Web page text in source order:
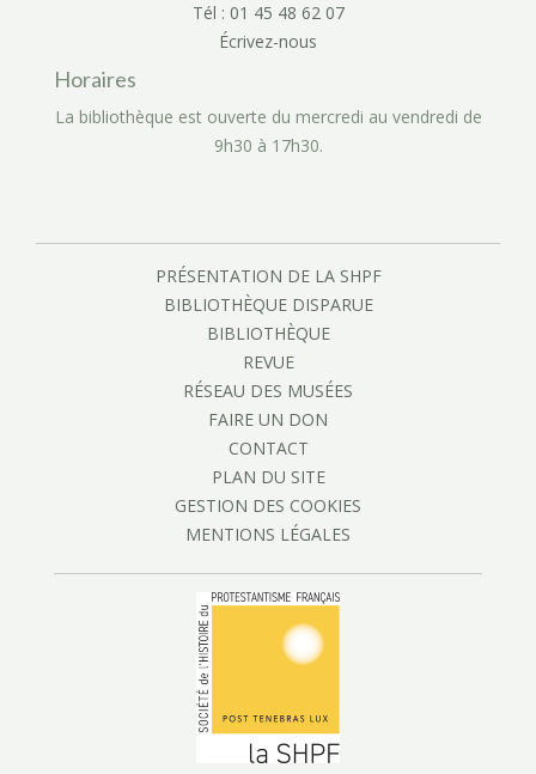
Tél : 01 45 48 62 07
Écrivez-nous
Horaires
La bibliothèque est ouverte du mercredi au vendredi de
9h30 à 17h30.
PRÉSENTATION DE LA SHPF
BIBLIOTHÈQUE DISPARUE
BIBLIOTHÈQUE
REVUE
RÉSEAU DES MUSÉES
FAIRE UN DON
CONTACT
PLAN DU SITE
GESTION DES COOKIES
MENTIONS LÉGALES